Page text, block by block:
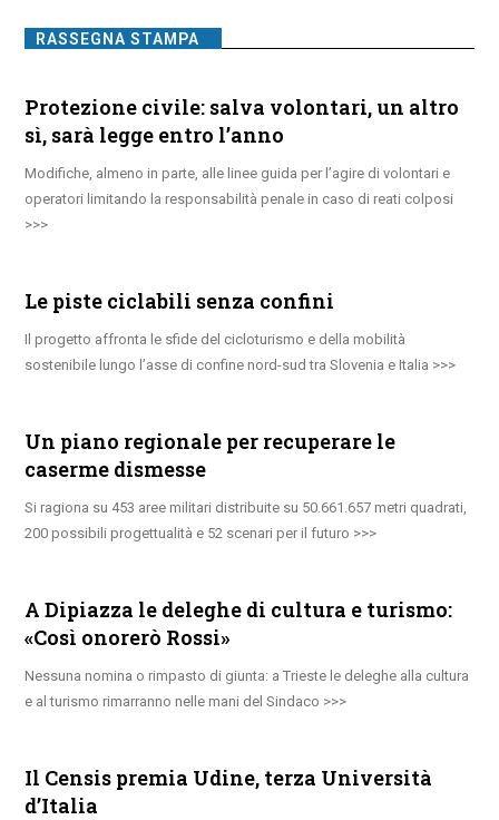
RASSEGNA STAMPA
Protezione civile: salva volontari, un altro
sì, sarà legge entro l’anno
Modifiche, almeno in parte, alle linee guida per l’agire di volontari e
operatori limitando la responsabilità penale in caso di reati colposi
Le piste ciclabili senza confini
Il progetto affronta le sfide del cicloturismo e della mobilità
sostenibile lungo l’asse di confine nord-sud tra Slovenia e Italia
Un piano regionale per recuperare le
caserme dismesse
Si ragiona su 453 aree militari distribuite su 50.661.657 metri quadrati,
200 possibili progettualità e 52 scenari per il futuro
A Dipiazza le deleghe di cultura e turismo:
«Così onorerò Rossi»
Nessuna nomina o rimpasto di giunta: a Trieste le deleghe alla cultura
e al turismo rimarranno nelle mani del Sindaco
Il Censis premia Udine, terza Università
d’Italia